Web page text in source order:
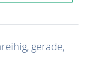
gerade,